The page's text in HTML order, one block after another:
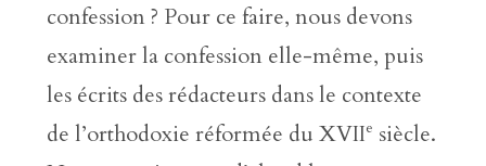
confession ? Pour ce faire, nous devons
examiner la confession elle-même, puis
les écrits des rédacteurs dans le contexte
de l’orthodoxie réformée du XVIIe siècle.